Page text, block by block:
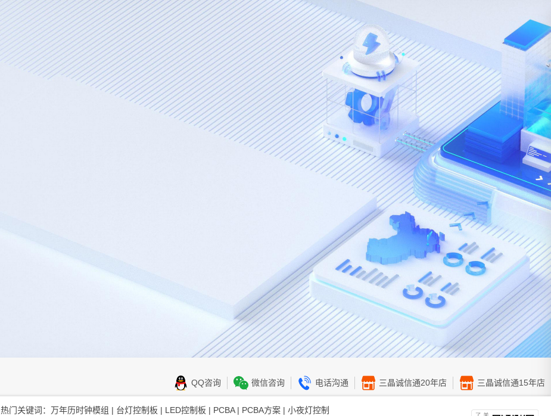
QQ咨询 微信咨询 电话沟通 三晶诚信通20年店 三晶诚信通15年店
热门关键词：万年历时钟模组 | 台灯控制板 | LED控制板 | PCBA | PCBA方案 | 小夜灯控制